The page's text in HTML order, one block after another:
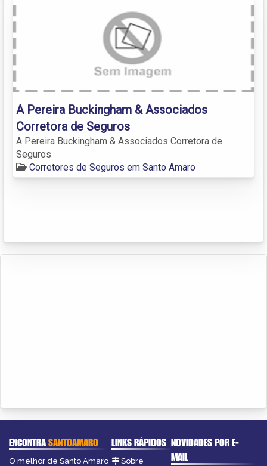
A Pereira Buckingham & Associados
Corretora de Seguros
A Pereira Buckingham & Associados Corretora de
Seguros
Corretores de Seguros em Santo Amaro
ENCONTRASANTOAMARO
O melhor de Santo Amaro
LINKS RÁPIDOS
Sobre
NOVIDADES POR E-
MAIL